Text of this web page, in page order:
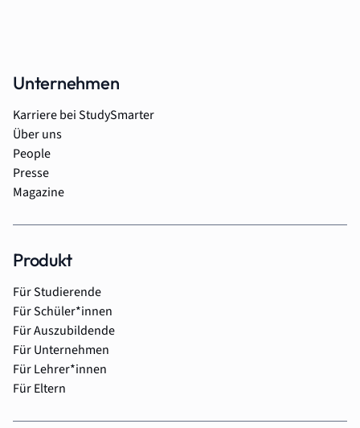
Unternehmen
Karriere bei StudySmarter
Über uns
People
Presse
Magazine
Produkt
Für Studierende
Für Schüler*innen
Für Auszubildende
Für Unternehmen
Für Lehrer*innen
Für Eltern